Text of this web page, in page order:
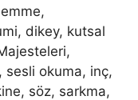
dikey, kutsal
sesli okuma, inç,
söz, sarkma,